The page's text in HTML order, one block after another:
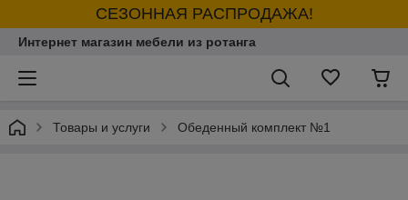
СЕЗОННАЯ РАСПРОДАЖА!
Интернет магазин мебели из ротанга
Товары и услуги Обеденный комплект №1